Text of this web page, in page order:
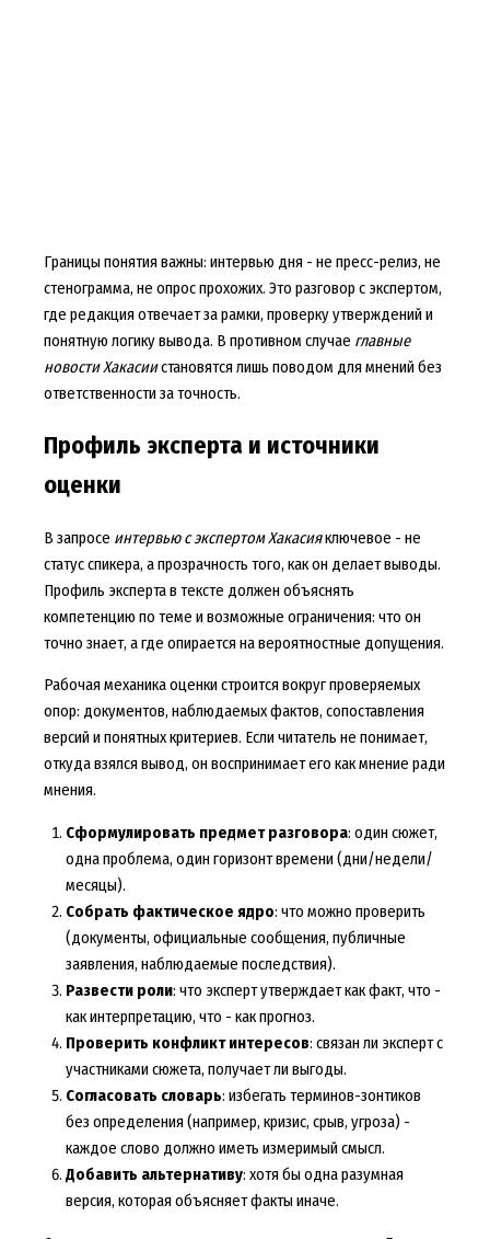
Границы понятия важны: интервью дня - не пресс-релиз, не
стенограмма, не опрос прохожих. Это разговор с экспертом,
где редакция отвечает за рамки, проверку утверждений и
понятную логику вывода. В противном случае главные
новости Хакасиистановятся лишь поводом для мнений без
ответственности за точность.
Профиль эксперта и источники
оценки
В запросе интервью с экспертом Хакасияключевое - не
статус спикера, а прозрачность того, как он делает выводы.
Профиль эксперта в тексте должен объяснять
компетенцию по теме и возможные ограничения: что он
точно знает, а где опирается на вероятностные допущения.
Рабочая механика оценки строится вокруг проверяемых
опор: документов, наблюдаемых фактов, сопоставления
версий и понятных критериев. Если читатель не понимает,
откуда взялся вывод, он воспринимает его как мнение ради
мнения.
Сформулировать предмет разговора: один сюжет,
одна проблема, один горизонт времени (дни/недели/
месяцы).
Собрать фактическое ядро: что можно проверить
(документы, официальные сообщения, публичные
заявления, наблюдаемые последствия).
Развести роли: что эксперт утверждает как факт, что -
как интерпретацию, что - как прогноз.
Проверить конфликт интересов: связан ли эксперт с
участниками сюжета, получает ли выгоды.
Согласовать словарь: избегать терминов-зонтиков
без определения (например, кризис, срыв, угроза) -
каждое слово должно иметь измеримый смысл.
Добавить альтернативу: хотя бы одна разумная
версия, которая объясняет факты иначе.